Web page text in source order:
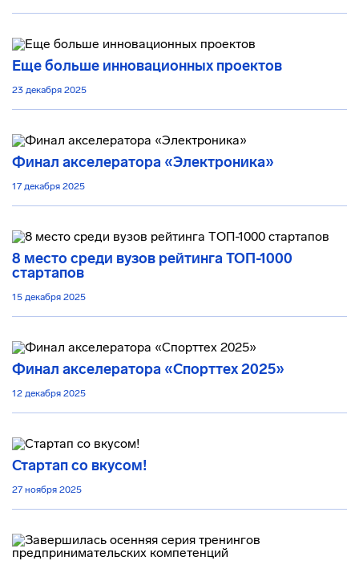
Еще больше инновационных проектов
23 декабря 2025
Финал акселератора «Электроника»
17 декабря 2025
8 место среди вузов рейтинга ТОП-1000
стартапов
15 декабря 2025
Финал акселератора «Спорттех 2025»
12 декабря 2025
Стартап со вкусом!
27 ноября 2025